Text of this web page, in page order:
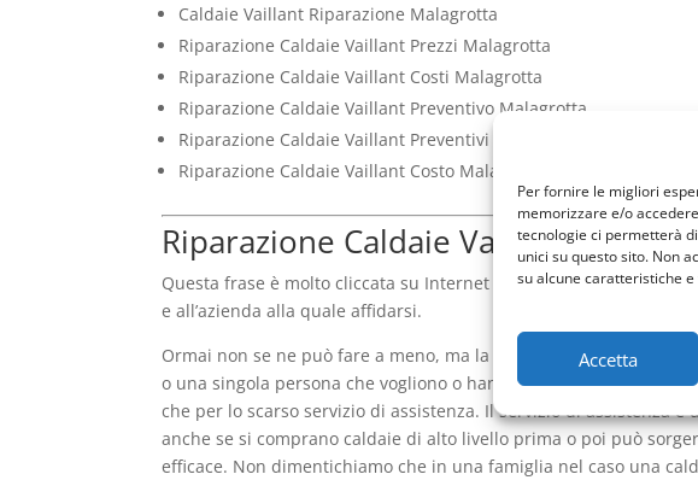
Per fornire le migliori
memorizzare e/o
tecnologie ci permetterà
unici su questo sito. Non
su alcune caratteristiche
Accetta
Caldaie Vaillant Riparazione Malagrotta
Riparazione Caldaie Vaillant Prezzi Malagrotta
Riparazione Caldaie Vaillant Costi Malagrotta
Riparazione Caldaie Vaillant Preventivo Malagrotta
Riparazione Caldaie Vaillant Preventivi Malagrotta
Riparazione Caldaie Vaillant Costo Malagrotta
Riparazione Caldaie Vaillant
Questa frase è molto cliccata su Internet da chi ha intenzione di
e all’azienda alla quale affidarsi.
Ormai non se ne può fare a meno, ma la caldaia è una di
o una singola persona che vogliono o hanno necessità di fare
che per lo scarso servizio di assistenza. Il servizio di assistenza
anche se si comprano caldaie di alto livello prima o poi può
efficace. Non dimentichiamo che in una famiglia nel caso una